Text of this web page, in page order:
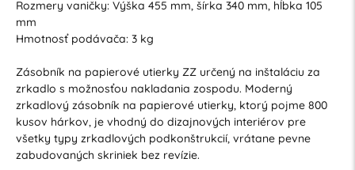
Rozmery vaničky: Výška 455 mm, šírka 340 mm, hĺbka 105
mm
Hmotnosť podávača: 3 kg
Zásobník na papierové utierky ZZ určený na inštaláciu za
zrkadlo s možnosťou nakladania zospodu. Moderný
zrkadlový zásobník na papierové utierky, ktorý pojme 800
kusov hárkov, je vhodný do dizajnových interiérov pre
všetky typy zrkadlových podkonštrukcií, vrátane pevne
zabudovaných skriniek bez revízie.